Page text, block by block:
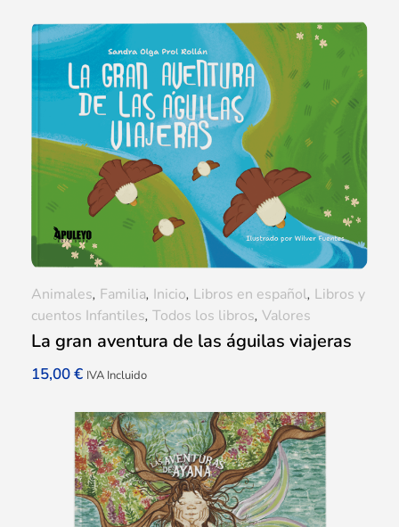
La gran aventura de las águilas viajeras
15,00€ IVA Incluido
Animales, Familia, Inicio, Libros en español, Libros y
cuentos Infantiles, Todos los libros, Valores